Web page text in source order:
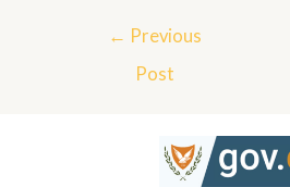
← Previous
Post